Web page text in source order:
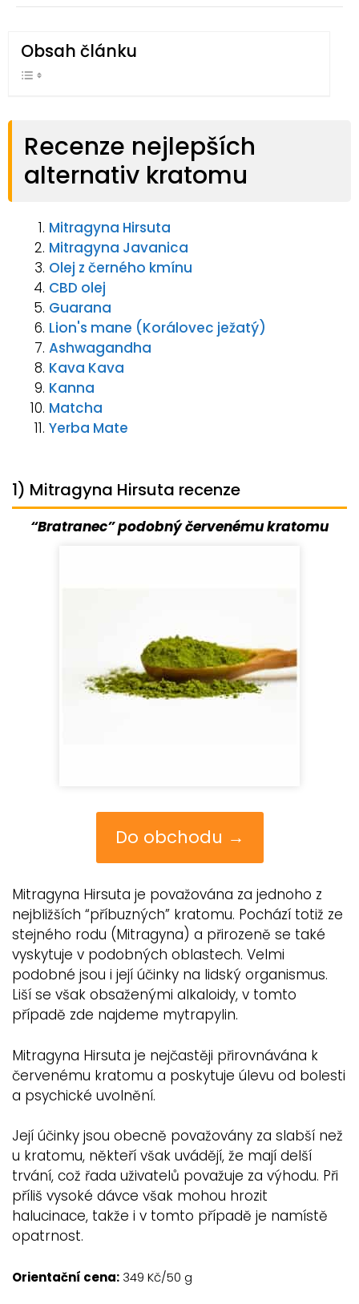
Obsah článku
Recenze nejlepších
alternativ kratomu
Mitragyna Hirsuta
Mitragyna Javanica
Olej z černého kmínu
CBD olej
Guarana
Lion's mane (Korálovec ježatý)
Ashwagandha
Kava Kava
Kanna
Matcha
Yerba Mate
1) Mitragyna Hirsuta recenze
“Bratranec” podobný červenému kratomu
Do obchodu →
Mitragyna Hirsuta je považována za jednoho z
nejbližších “příbuzných” kratomu. Pochází totiž ze
stejného rodu (Mitragyna) a přirozeně se také
vyskytuje v podobných oblastech. Velmi
podobné jsou i její účinky na lidský organismus.
Liší se však obsaženými alkaloidy, v tomto
případě zde najdeme mytrapylin.
Mitragyna Hirsuta je nejčastěji přirovnávána k
červenému kratomu a poskytuje úlevu od bolesti
a psychické uvolnění.
Její účinky jsou obecně považovány za slabší než
u kratomu, někteří však uvádějí, že mají delší
trvání, což řada uživatelů považuje za výhodu. Při
příliš vysoké dávce však mohou hrozit
halucinace, takže i v tomto případě je namístě
opatrnost.
Orientační cena: 349 Kč/50 g